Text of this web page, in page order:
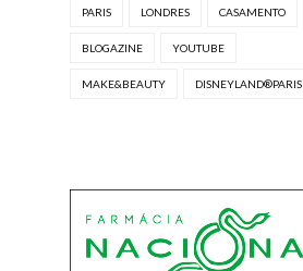
PARIS LONDRES CASAMENTO
BLOGAZINE YOUTUBE
MAKE&BEAUTY DISNEYLAND®PARIS